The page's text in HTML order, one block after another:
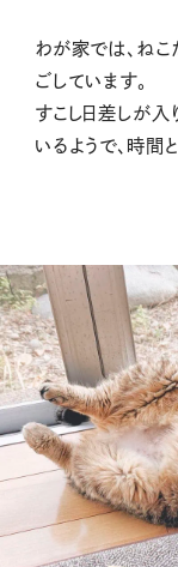
わが家では、ね
ごしています。
すこし日差しが
いるようで、時間